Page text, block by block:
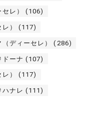
レ） (106)
） (117)
（ディーセレ） (286)
ドーナ (107)
） (117)
ハナレ (111)